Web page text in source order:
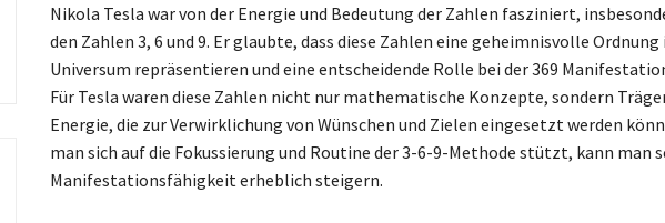
Nikola Tesla war von der Energie und Bedeutung der Zahlen fasziniert,
den Zahlen 3, 6 und 9. Er glaubte, dass diese Zahlen eine geheimnisvolle Ordnung
Universum repräsentieren und eine entscheidende Rolle bei der 369
Für Tesla waren diese Zahlen nicht nur mathematische Konzepte, sondern
Energie, die zur Verwirklichung von Wünschen und Zielen eingesetzt werden
man sich auf die Fokussierung und Routine der 3-6-9-Methode stützt, kann man
Manifestationsfähigkeit erheblich steigern.